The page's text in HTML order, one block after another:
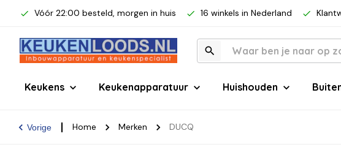
Vóór 22:00 besteld, morgen in huis 16 winkels in Nederland
Keukens Keukenapparatuur Huishouden
Vorige Home Merken DUCQ